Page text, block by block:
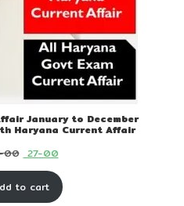
January to December
Haryana Current Affair
00 Original
price
was:
27-00Current
price
is:
to cart